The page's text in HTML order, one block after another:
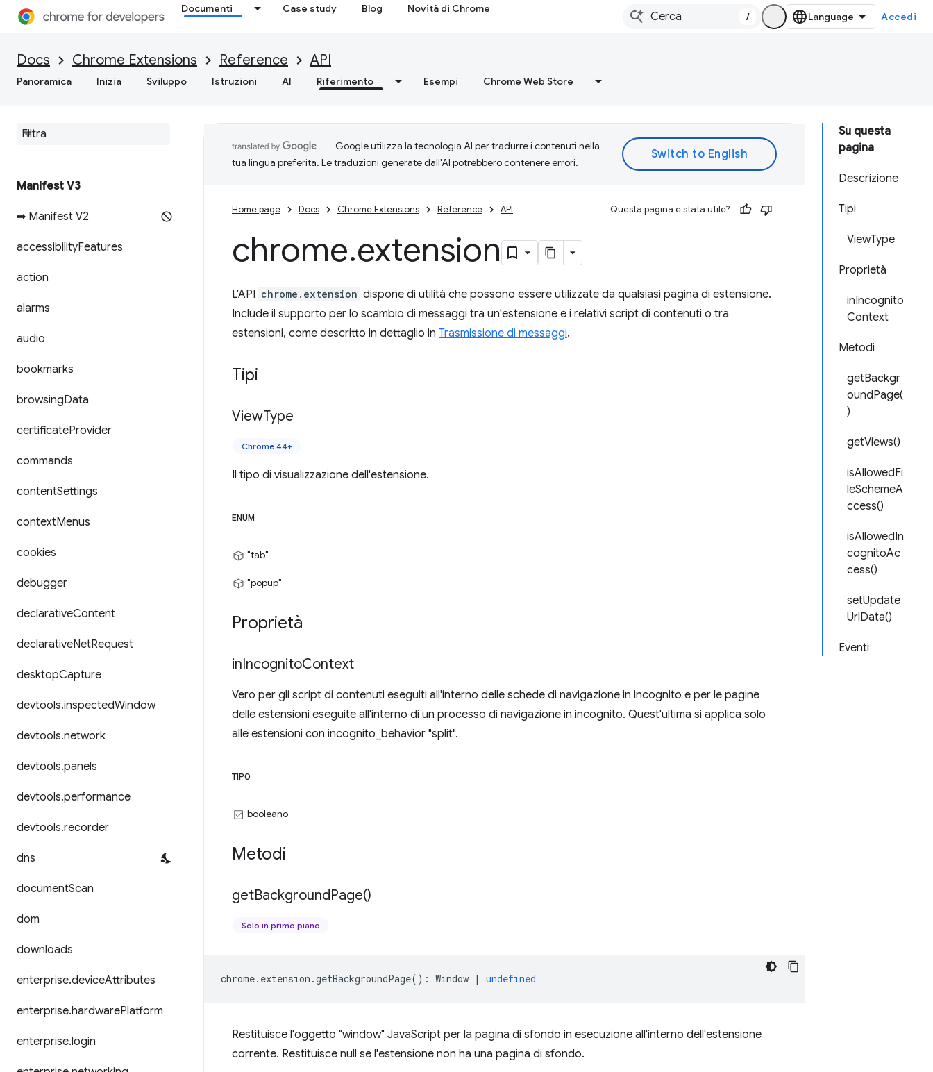
Documenti Case study Blog Novità di Chrome
/ Accedi
Docs Chrome Extensions Reference API
Panoramica Inizia Sviluppo Istruzioni AI Riferimento Esempi Chrome Web Store
Manifest V3
➡ Manifest V2
accessibilityFeatures
action
alarms
audio
bookmarks
browsingData
certificateProvider
commands
contentSettings
contextMenus
cookies
debugger
declarativeContent
declarativeNetRequest
desktopCapture
devtools.inspectedWindow
devtools.network
devtools.panels
devtools.performance
devtools.recorder
dns
documentScan
dom
downloads
enterprise.deviceAttributes
enterprise.hardwarePlatform
enterprise.login
Su questa
pagina
Descrizione
Tipi
ViewType
Proprietà
inIncognito
Context
Metodi
getBackgr
oundPage(
)
getViews()
isAllowedFi
leSchemeA
ccess()
isAllowedIn
cognitoAc
cess()
setUpdate
UrlData()
Eventi
Google utilizza la tecnologia AI per tradurre i contenuti nella
tua lingua preferita. Le traduzioni generate dall'AI potrebbero contenere errori.
Home page Docs Chrome Extensions Reference API Questa pagina è stata utile?
chrome.extension
L'API chrome.extension dispone di utilità che possono essere utilizzate da qualsiasi pagina di estensione.
Include il supporto per lo scambio di messaggi tra un'estensione e i relativi script di contenuti o tra
estensioni, come descritto in dettaglio in Trasmissione di messaggi.
Tipi
ViewType
Chrome 44+
Il tipo di visualizzazione dell'estensione.
ENUM
"tab"
"popup"
Proprietà
inIncognitoContext
Vero per gli script di contenuti eseguiti all'interno delle schede di navigazione in incognito e per le pagine
delle estensioni eseguite all'interno di un processo di navigazione in incognito. Quest'ultima si applica solo
alle estensioni con incognito_behavior "split".
TIPO
booleano
Metodi
getBackgroundPage()
Solo in primo piano
chrome. extension .getBackgroundPage() : Window | undefined
Restituisce l'oggetto "window" JavaScript per la pagina di sfondo in esecuzione all'interno dell'estensione
corrente. Restituisce null se l'estensione non ha una pagina di sfondo.